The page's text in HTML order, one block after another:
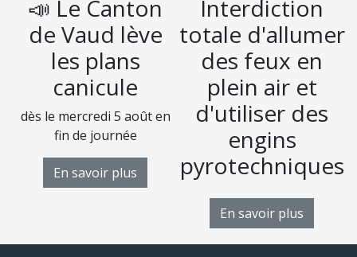
📣 Le Canton
de Vaud lève
les plans
canicule
dès le mercredi 5 août en
fin de journée
En savoir plus
Interdiction
totale d'allumer
des feux en
plein air et
d'utiliser des
engins
pyrotechniques
En savoir plus